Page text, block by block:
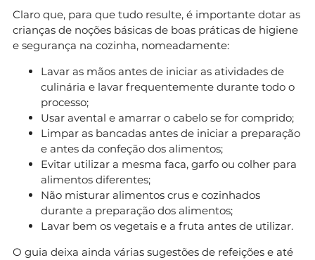
Claro que, para que tudo resulte, é importante dotar as
crianças de noções básicas de boas práticas de higiene
e segurança na cozinha, nomeadamente:
Lavar as mãos antes de iniciar as atividades de
culinária e lavar frequentemente durante todo o
processo;
Usar avental e amarrar o cabelo se for comprido;
Limpar as bancadas antes de iniciar a preparação
e antes da confeção dos alimentos;
Evitar utilizar a mesma faca, garfo ou colher para
alimentos diferentes;
Não misturar alimentos crus e cozinhados
durante a preparação dos alimentos;
Lavar bem os vegetais e a fruta antes de utilizar.
O guia deixa ainda várias sugestões de refeições e até